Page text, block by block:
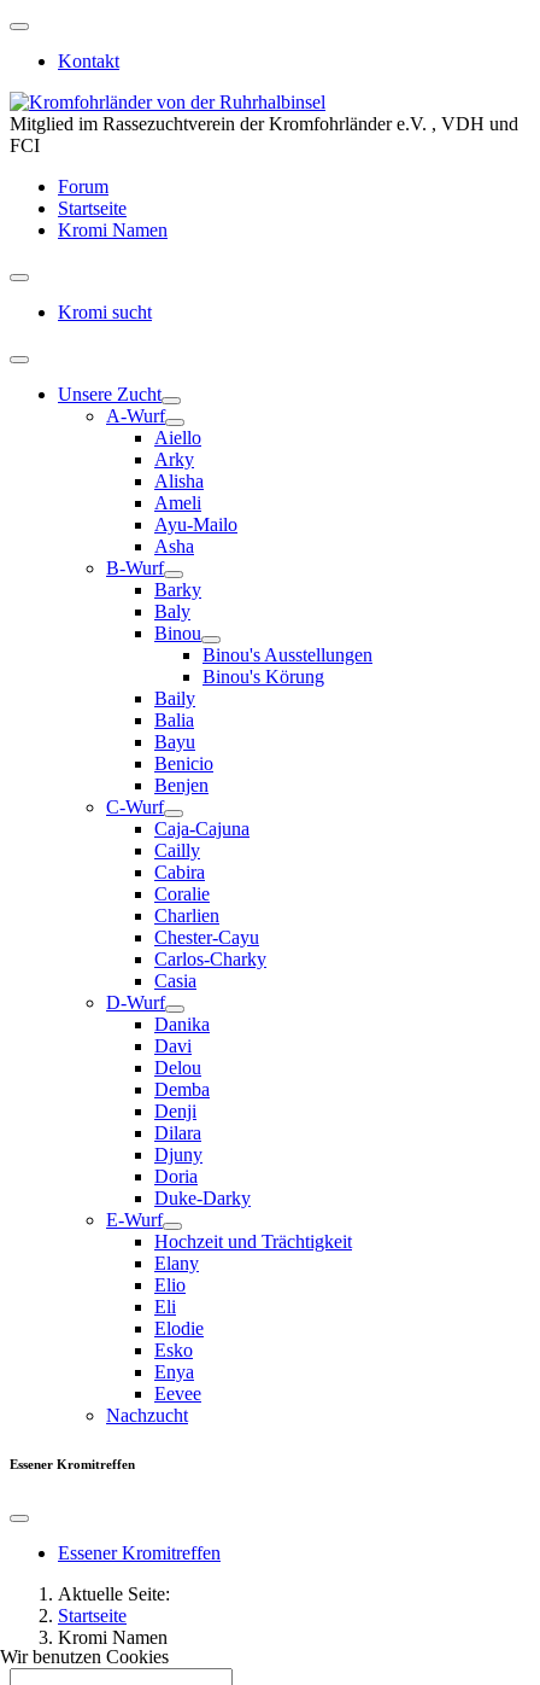
Kontakt
Mitglied im Rassezuchtverein der Kromfohrländer e.V. , VDH und
FCI
Forum
Startseite
Kromi Namen
Kromi sucht
Unsere Zucht
A-Wurf
Aiello
Arky
Alisha
Ameli
Ayu-Mailo
Asha
B-Wurf
Barky
Baly
Binou
Binou's Ausstellungen
Binou's Körung
Baily
Balia
Bayu
Benicio
Benjen
C-Wurf
Caja-Cajuna
Cailly
Cabira
Coralie
Charlien
Chester-Cayu
Carlos-Charky
Casia
D-Wurf
Danika
Davi
Delou
Demba
Denji
Dilara
Djuny
Doria
Duke-Darky
E-Wurf
Hochzeit und Trächtigkeit
Elany
Elio
Eli
Elodie
Esko
Enya
Eevee
Nachzucht
Essener Kromitreffen
Essener Kromitreffen
Aktuelle Seite:
Startseite
Kromi Namen
Wir benutzen Cookies